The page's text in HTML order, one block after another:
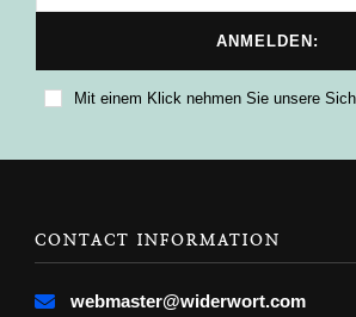
Mit einem Klick nehmen Sie unsere
CONTACT INFORMATION
webmaster@widerwort.com